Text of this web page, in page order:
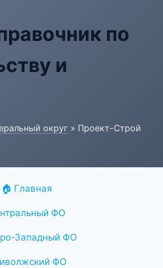
по
и
округ » Проект-Строй
🏠 Главная
ФО
Западный ФО
ФО